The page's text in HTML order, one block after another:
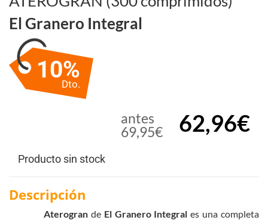
El Granero Integral
10%
Dto.
antes
69,95€
62,96€
Producto sin stock
Descripción
Aterogran de El Granero Integral es una completa